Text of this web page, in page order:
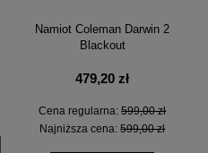
Namiot Coleman Darwin 2
Blackout
479,20 zł
Cena regularna:599,00 zł
Najniższa cena:599,00 zł